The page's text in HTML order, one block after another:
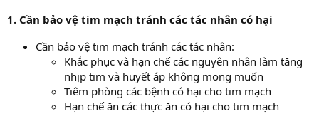
1. Cần bảo vệ tim mạch tránh các tác nhân có hại
Cần bảo vệ tim mạch tránh các tác nhân:
Khắc phục và hạn chế các nguyên nhân làm tăng
nhịp tim và huyết áp không mong muốn
Tiêm phòng các bệnh có hại cho tim mạch
Hạn chế ăn các thực ăn có hại cho tim mạch